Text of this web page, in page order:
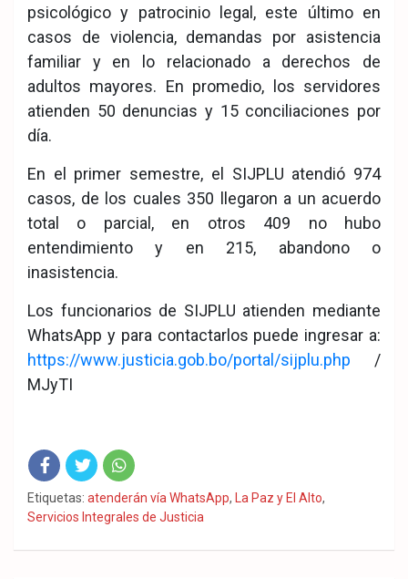
psicológico y patrocinio legal, este último en
casos de violencia, demandas por asistencia
familiar y en lo relacionado a derechos de
adultos mayores. En promedio, los servidores
atienden 50 denuncias y 15 conciliaciones por
día.
En el primer semestre, el SIJPLU atendió 974
casos, de los cuales 350 llegaron a un acuerdo
total o parcial, en otros 409 no hubo
entendimiento y en 215, abandono o
inasistencia.
Los funcionarios de SIJPLU atienden mediante
WhatsApp y para contactarlos puede ingresar a:
https://www.justicia.gob.bo/portal/sijplu.php /
MJyTI
Fac Twit Wha
tsA
Etiquetas: atenderán vía WhatsApp, La Paz y El Alto,
Servicios Integrales de Justicia